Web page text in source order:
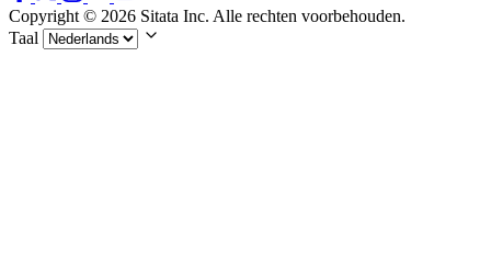
Copyright © 2026 Sitata Inc. Alle rechten voorbehouden.
Taal